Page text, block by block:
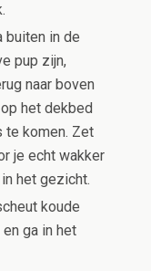
buiten in de
pup zijn,
naar boven
het dekbed
te komen. Zet
je echt wakker
het gezicht.
koude
ga in het